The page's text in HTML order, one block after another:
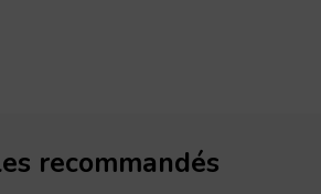
recommandés